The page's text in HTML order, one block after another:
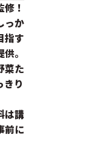
！
っか
指す
。
菜た
きり
は講
前に